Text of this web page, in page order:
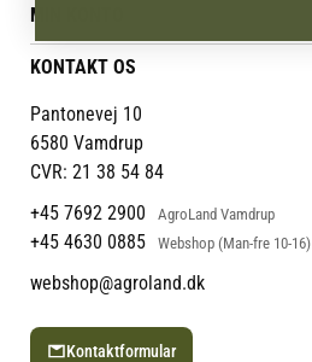
Følg din bestilling
Persondatapolitik
Cookies
Job
Mærker
Om os
Om Vestjyllands Andel
Blog
Ofte stillede spørgsmål
MIN KONTO
Administrer min konto
KONTAKT OS
Pantonevej 10
6580 Vamdrup
CVR: 21 38 54 84
+45 7692 2900
AgroLand Vamdrup
+45 4630 0885 Webshop (Man-fre 10-16)
webshop@agroland.dk
Kontaktformular